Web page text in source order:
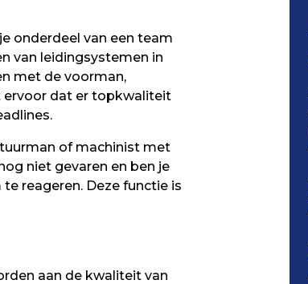
onderdeel van een team
van leidingsystemen in
met de voorman,
ervoor dat er topkwaliteit
of machinist met
niet gevaren en ben je
reageren. Deze functie is
aan de kwaliteit van